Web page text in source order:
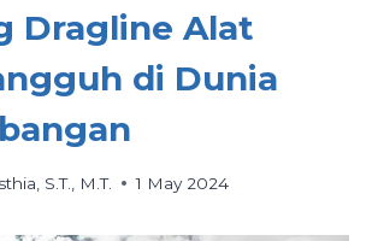
Dragline Alat
di Dunia
S.T., M.T. 1 May 2024